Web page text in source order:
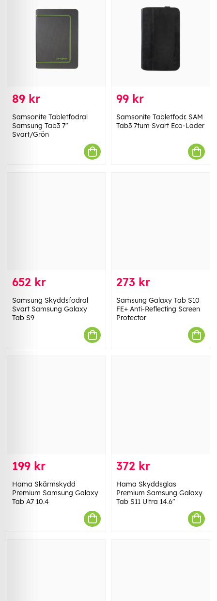
89 kr
Samsonite Tabletfodral
Samsung Tab3 7"
Svart/Grön
99 kr
Samsonite Tabletfodr. SAM
Tab3 7tum Svart Eco-Läder
652 kr
Samsung Skyddsfodral
Svart Samsung Galaxy
Tab S9
273 kr
Samsung Galaxy Tab S10
FE+ Anti-Reflecting Screen
Protector
199 kr
Hama Skärmskydd
Premium Samsung Galaxy
Tab A7 10.4
372 kr
Hama Skyddsglas
Premium Samsung Galaxy
Tab S11 Ultra 14.6"